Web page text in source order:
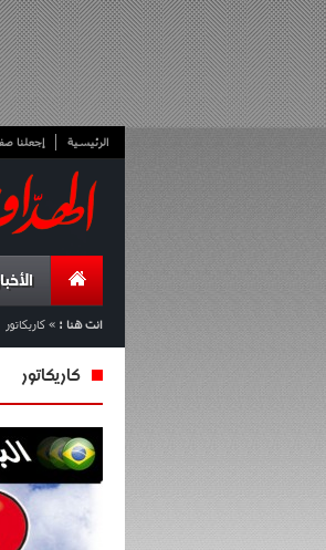
الرئيسية إجعلنا
انت هنا : » كاريكاتور
كاريكاتور